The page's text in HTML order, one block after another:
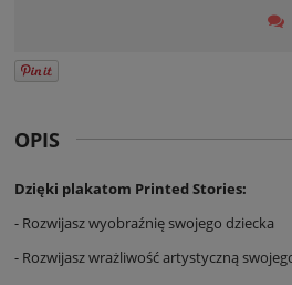
OPIS
Dzięki plakatom Printed Stories:
- Rozwijasz wyobraźnię swojego dziecka
- Rozwijasz wrażliwość artystyczną